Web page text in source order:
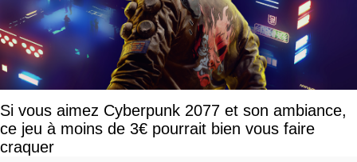
Si vous aimez Cyberpunk 2077 et son ambiance,
ce jeu à moins de 3€ pourrait bien vous faire
craquer